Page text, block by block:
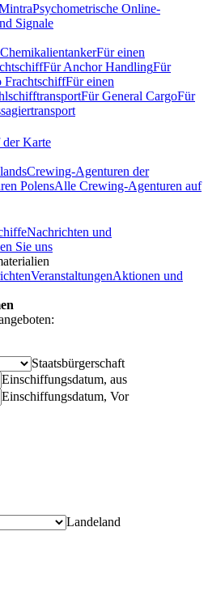
Psychometrische Online-
Signale
Für einen
Für Anchor HandlingFür
FrachtschiffFür einen
Für General CargoFür
Karte
Crewing-Agenturen der
PolensAlle Crewing-Agenturen auf
Nachrichten und
Sie uns
VeranstaltungenAktionen und
Staatsbürgerschaft
Einschiffungsdatum, aus
Einschiffungsdatum, Vor
Landeland